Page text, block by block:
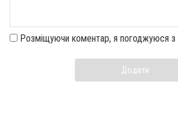
Розміщуючи коментар, я погоджуюся з
Додати